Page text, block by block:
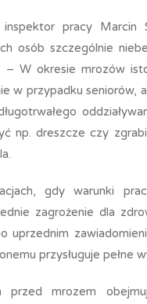
inspektor pracy Marcin
osób szczególnie
– W okresie mrozów
w przypadku seniorów,
np. dreszcze czy
gdy warunki
zagrożenie dla
uprzednim
przysługuje pełne
przed mrozem